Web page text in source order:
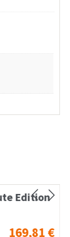
Edition
169,81€